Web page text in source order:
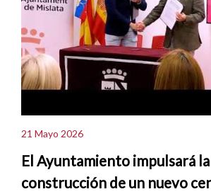
21 Mayo 2026
El Ayuntamiento impulsará la
construcción de un nuevo